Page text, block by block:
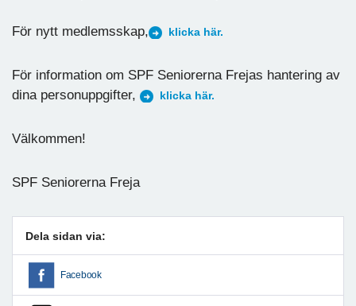
För nytt medlemsskap, klicka här.
För information om SPF Seniorerna Frejas hantering av
dina personuppgifter,
klicka här.
Välkommen!
SPF Seniorerna Freja
Dela sidan via:
Facebook